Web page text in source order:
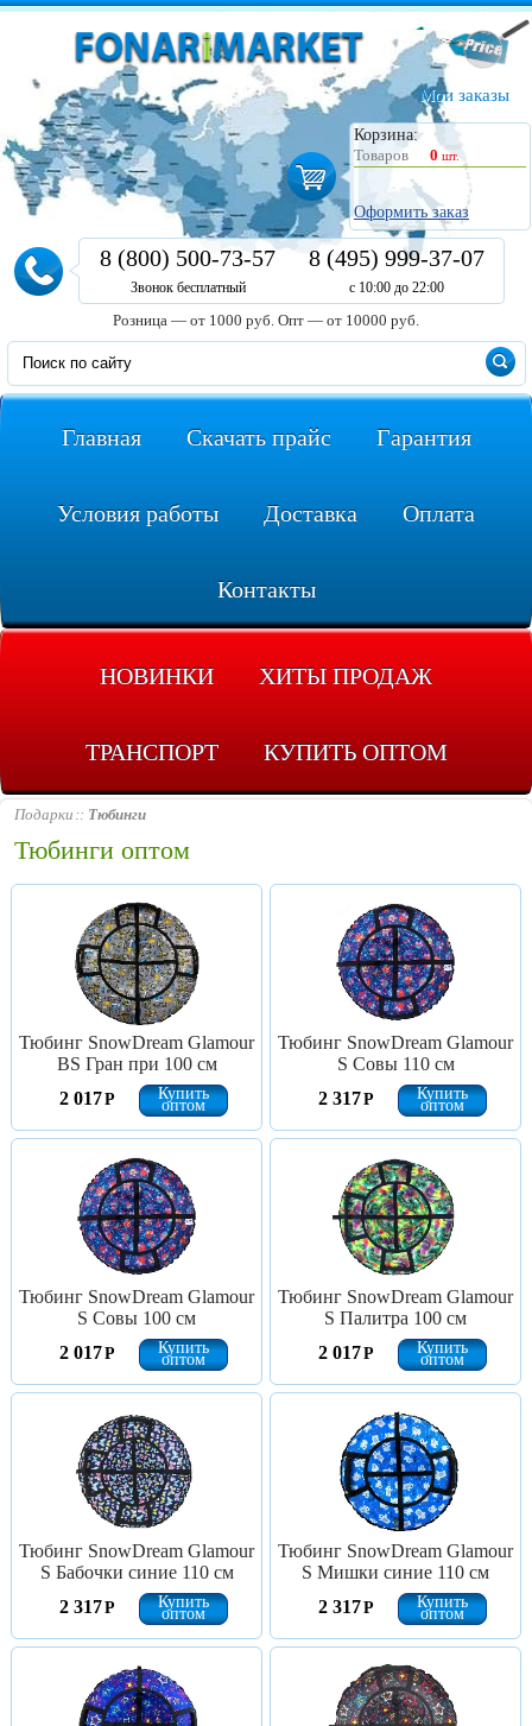
Мои заказы
Корзина:
Товаров
0 шт.
Оформить заказ
8 (800) 500-73-57
Звонок бесплатный
8 (495) 999-37-07
с 10:00 до 22:00
Розница — от 1000 руб. Опт — от 10000 руб.
Главная Скачать прайс Гарантия
Условия работы Доставка Оплата
Контакты
НОВИНКИ ХИТЫ ПРОДАЖ
ТРАНСПОРТ КУПИТЬ ОПТОМ
Подарки Тюбинги
Тюбинги оптом
Тюбинг SnowDream Glamour
BS Гран при 100 см
2 017Р Купить
оптом
Тюбинг SnowDream Glamour
S Совы 110 см
2 317Р Купить
оптом
Тюбинг SnowDream Glamour
S Совы 100 см
2 017Р Купить
оптом
Тюбинг SnowDream Glamour
S Палитра 100 см
2 017Р Купить
оптом
Тюбинг SnowDream Glamour
S Бабочки синие 110 см
2 317Р Купить
оптом
Тюбинг SnowDream Glamour
S Мишки синие 110 см
2 317Р Купить
оптом